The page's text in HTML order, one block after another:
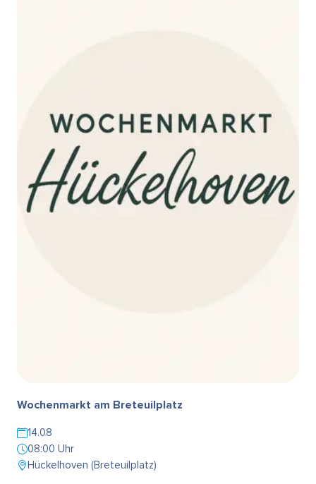
Wochenmarkt am Breteuilplatz
14.08
08:00 Uhr
Hückelhoven (Breteuilplatz)